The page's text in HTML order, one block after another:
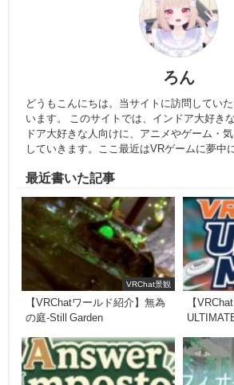
ろん
どうもこんにちは。当サイトに訪問してい
います。 このサイトでは、インドア大好き
ドア大好きな人向けに、アニメやゲーム・
していきます。ここ最近はVRゲームに夢中
最近書いた記事
VRChat景観
【VRChatワールド紹介】無為
の庭-Still Garden
【